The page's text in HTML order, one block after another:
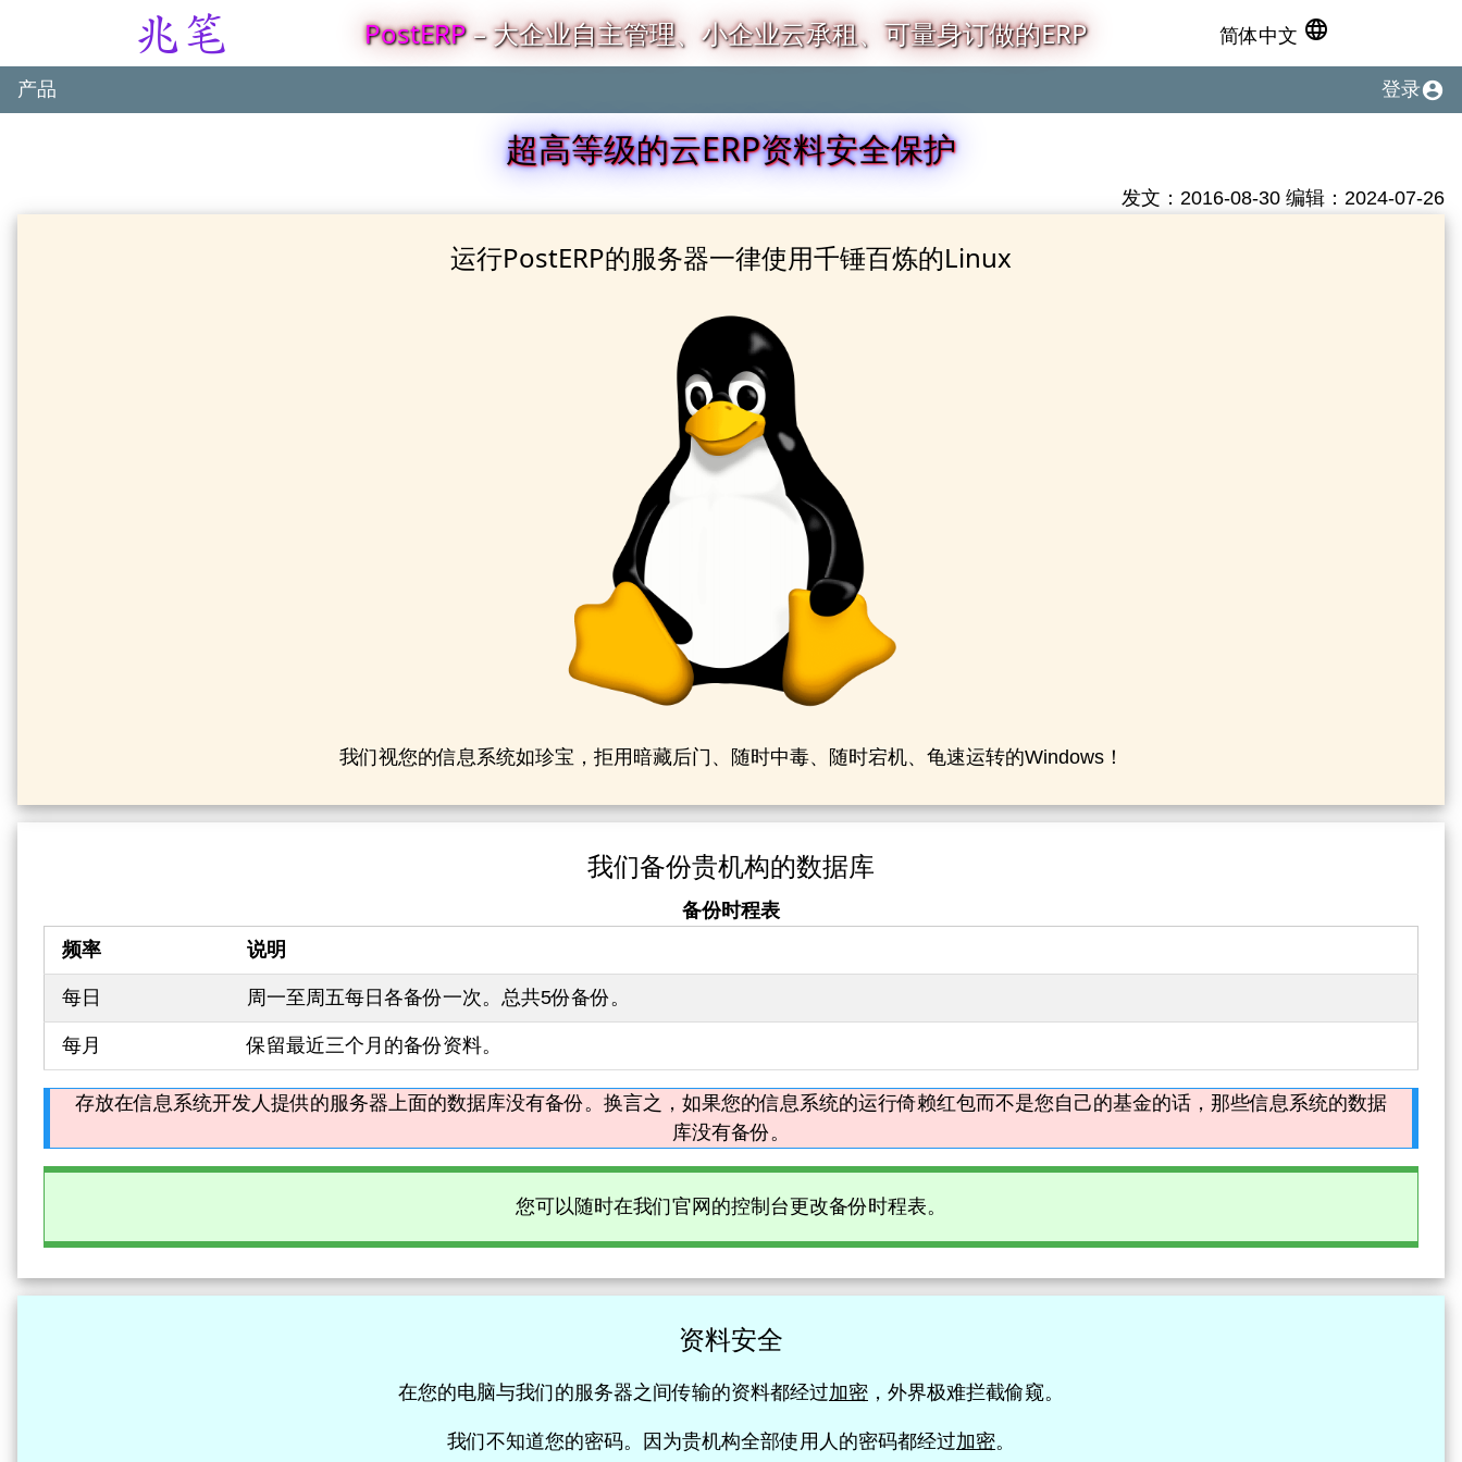
PostERP– 大企业自主管理、小企业云承租、可量身订做的ERP 简体中文 language
产品 登录account_circle
超高等级的云ERP资料安全保护
发文：2016-08-30 编辑：2024-07-26
运行PostERP的服务器一律使用千锤百炼的Linux
我们视您的信息系统如珍宝，拒用暗藏后门、随时中毒、随时宕机、龟速运转的Windows！
我们备份贵机构的数据库
备份时程表
频率
说明
每日 周一至周五每日各备份一次。总共5份备份。
每月 保留最近三个月的备份资料。
存放在信息系统开发人提供的服务器上面的数据库没有备份。换言之，如果您的信息系统的运行倚赖红包而不是您自己的基金的话，那些信息系统的数据
库没有备份。
您可以随时在我们官网的控制台更改备份时程表。
资料安全
在您的电脑与我们的服务器之间传输的资料都经过加密 ，外界极难拦截偷窥。
我们不知道您的密码。因为贵机构全部使用人的密码都经过加密。